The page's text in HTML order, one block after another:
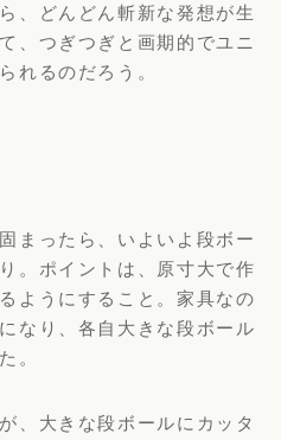
、どんどん斬新な発想が生
、つぎつぎと画期的でユニ
れるのだろう。
まったら、いよいよ段ボー
。ポイントは、原寸大で作
ようにすること。家具なの
なり、各自大きな段ボール
。
、大きな段ボールにカッタ